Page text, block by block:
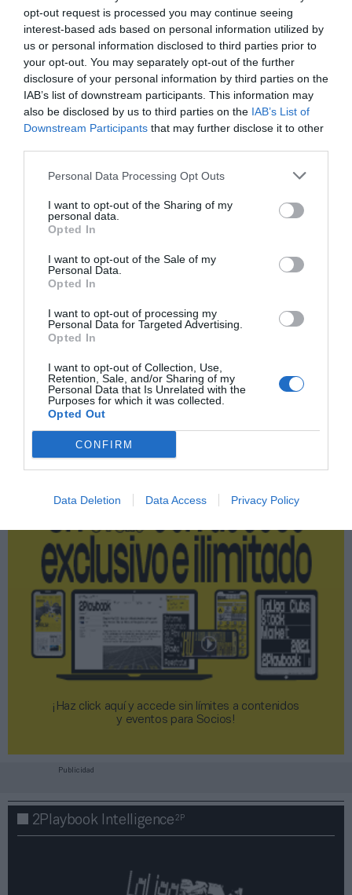
opt-out request is processed you may continue seeing
interest-based ads based on personal information utilized by
us or personal information disclosed to third parties prior to
your opt-out. You may separately opt-out of the further
disclosure of your personal information by third parties on the
IAB’s list of downstream participants. This information may
also be disclosed by us to third parties on the IAB’s List of
Downstream Participants that may further disclose it to other
Personal Data Processing Opt Outs
I want to opt-out of the Sharing of my
personal data.
Opted In
I want to opt-out of the Sale of my
Personal Data.
Opted In
I want to opt-out of processing my
Personal Data for Targeted Advertising.
Opted In
I want to opt-out of Collection, Use,
Retention, Sale, and/or Sharing of my
Personal Data that Is Unrelated with the
Purposes for which it was collected.
Opted Out
CONFIRM
Data Deletion Data Access Privacy Policy
Índex
Rtve
media por club se sitúa en 300.000 euros, y del total,
un 7,5% (360.000 euros) se destinó a promocionar la
liga y a la ayuda al descenso.
Añadir2Playbookcomo fuente preferida de Google
de forma gratuita
Mantente informado con las últimas noticias de actualidad.
ACTIVAR AHORA
Compartir
Imprimir
2Playbook Club2P
¡Haz click aquí y accede sin límites a contenidos
y eventos para Socios!​​​​​​​
Publicidad
2Playbook Intelligence2P